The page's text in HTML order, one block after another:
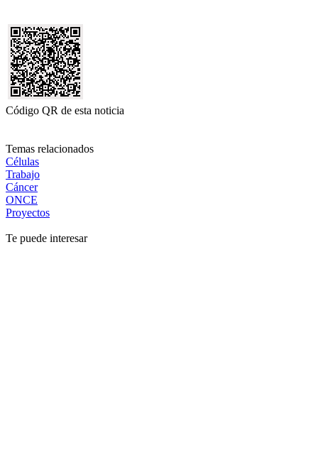
Código QR de esta noticia
Temas relacionados
Células
Trabajo
Cáncer
ONCE
Proyectos
Te puede interesar